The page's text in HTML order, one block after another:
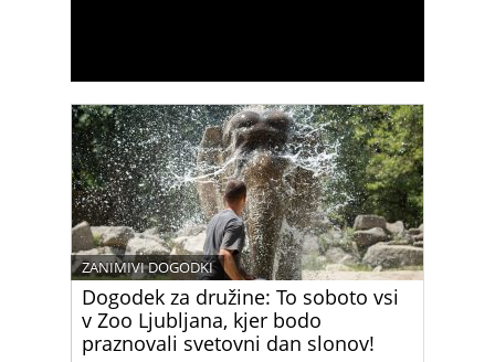
Dogodek za družine: To soboto vsi
v Zoo Ljubljana, kjer bodo
praznovali svetovni dan slonov!
ZANIMIVI DOGODKI